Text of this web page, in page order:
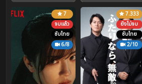
7
จบแล้ว
ซับไทย
6/8
7.333
ยังไม่จบ
ซับไทย
2/10